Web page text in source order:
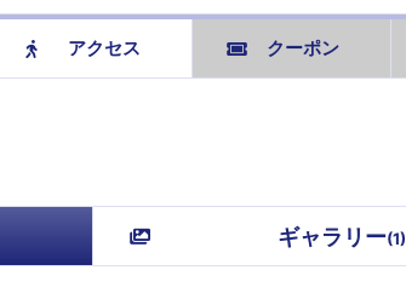
アクセス クーポン
ギャラリー(1)